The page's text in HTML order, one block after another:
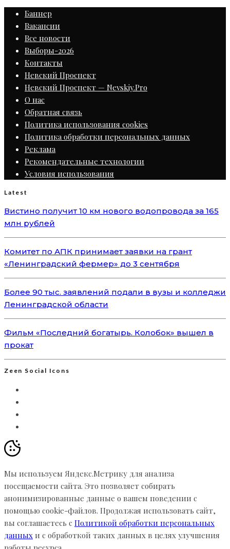
Баннер
Вакансии
Все новости
Выборы-2026
Контакты
Невский Проспект
Невский Проспект — Nevskiy.Pro
О нас
Обратная связь
Политика использования cookies
Политика обработки персональных данных
Реклама
Рекомендательные технологии
Условия использования
Latest
Вистино получит 10 км нового водопровода за 165
млн рублей
Комитет по АПК принимает заявки на грант
«Ленинградский фермер» до 3 сентября
Более 90 тыс. заявлений подали в вузы и колледжи
Ленинградской области
Фильм «Последний богатырь. Колобок» вышел в
прокат
Zeen Social Icons
Мы используем Яндекс.Метрику для анализа
посещаемости сайта. Это позволяет собирать
анонимизированные данные о вашем поведении с
помощью cookie-файлов. Продолжая использовать сайт,
вы соглашаетесь с Политикой обработки персональных
данных и с обработкой таких данных в целях улучшения